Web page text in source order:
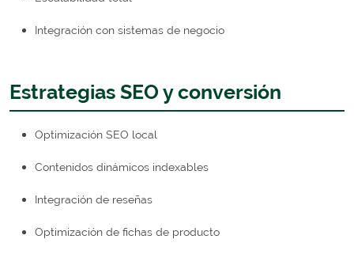
Integración con sistemas de negocio
Estrategias SEO y conversión
Optimización SEO local
Contenidos dinámicos indexables
Integración de reseñas
Optimización de fichas de producto